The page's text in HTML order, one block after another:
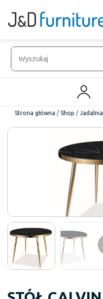
Strona główna / Shop / Jadalnia